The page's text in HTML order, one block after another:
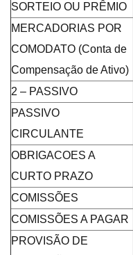
SORTEIO OU PRÊMIO
MERCADORIAS POR
COMODATO (Conta de
Compensação de Ativo)
2 – PASSIVO
PASSIVO
CIRCULANTE
OBRIGACOES A
CURTO PRAZO
COMISSÕES
COMISSÕES A PAGAR
PROVISÃO DE